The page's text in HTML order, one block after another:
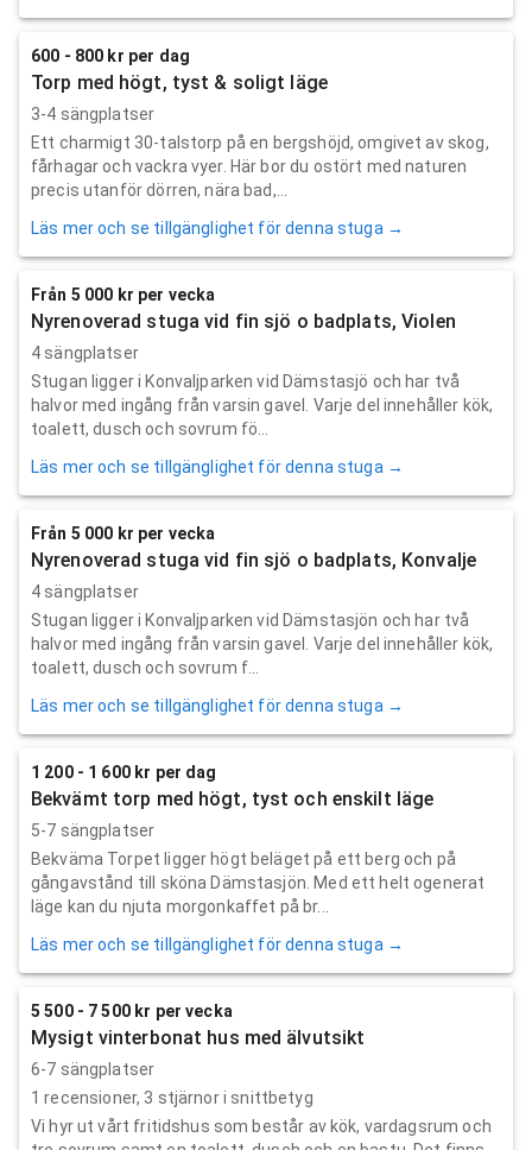
600 - 800 kr per dag
Torp med högt, tyst & soligt läge
3-4 sängplatser
Ett charmigt 30-talstorp på en bergshöjd, omgivet av skog,
fårhagar och vackra vyer. Här bor du ostört med naturen
precis utanför dörren, nära bad,...
Läs mer och se tillgänglighet för denna stuga →
Från 5 000 kr per vecka
Nyrenoverad stuga vid fin sjö o badplats, Violen
4 sängplatser
Stugan ligger i Konvaljparken vid Dämstasjö och har två
halvor med ingång från varsin gavel. Varje del innehåller kök,
toalett, dusch och sovrum fö...
Läs mer och se tillgänglighet för denna stuga →
Från 5 000 kr per vecka
Nyrenoverad stuga vid fin sjö o badplats, Konvalje
4 sängplatser
Stugan ligger i Konvaljparken vid Dämstasjön och har två
halvor med ingång från varsin gavel. Varje del innehåller kök,
toalett, dusch och sovrum f...
Läs mer och se tillgänglighet för denna stuga →
1 200 - 1 600 kr per dag
Bekvämt torp med högt, tyst och enskilt läge
5-7 sängplatser
Bekväma Torpet ligger högt beläget på ett berg och på
gångavstånd till sköna Dämstasjön. Med ett helt ogenerat
läge kan du njuta morgonkaffet på br...
Läs mer och se tillgänglighet för denna stuga →
5 500 - 7 500 kr per vecka
Mysigt vinterbonat hus med älvutsikt
6-7 sängplatser
1 recensioner, 3 stjärnor i snittbetyg
Vi hyr ut vårt fritidshus som består av kök, vardagsrum och